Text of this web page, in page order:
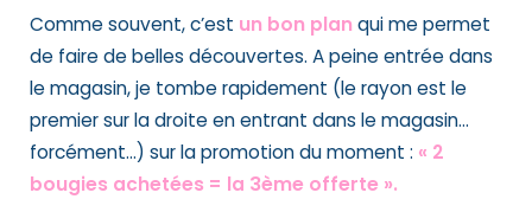
Comme souvent, c’est un bon plan qui me permet
de faire de belles découvertes. A peine entrée dans
le magasin, je tombe rapidement (le rayon est le
premier sur la droite en entrant dans le magasin…
forcément…) sur la promotion du moment : « 2
bougies achetées = la 3ème offerte ».